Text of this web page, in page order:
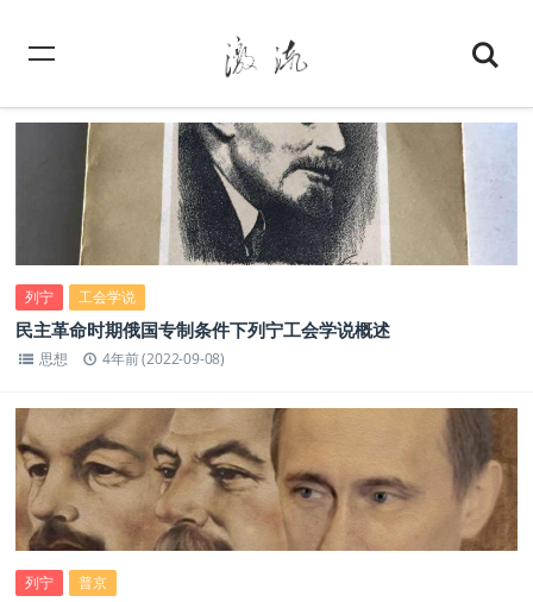
列宁 工会学说
民主革命时期俄国专制条件下列宁工会学说概述
思想 4年前 (2022-09-08)
列宁 普京